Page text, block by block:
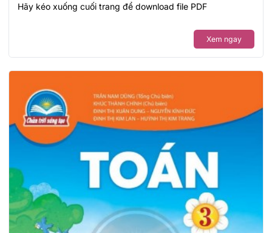
Hãy kéo xuống cuối trang để download file PDF
Xem ngay